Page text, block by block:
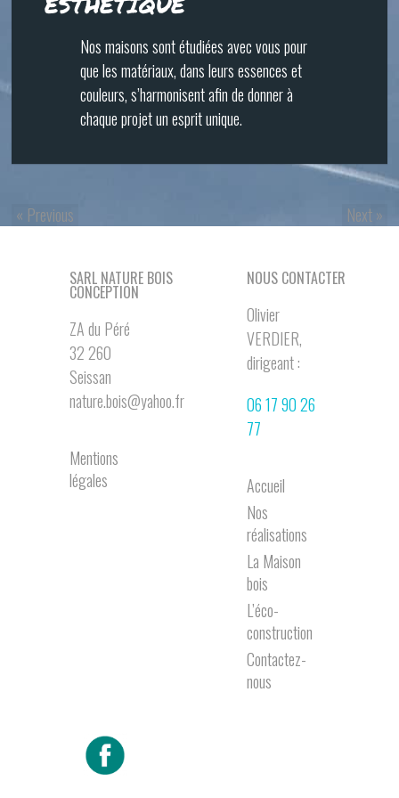
Nos maisons sont étudiées avec vous pour
que les matériaux, dans leurs essences et
couleurs, s’harmonisent afin de donner à
chaque projet un esprit unique.
« Previous Next»
SARL NATURE BOIS
CONCEPTION
ZA du Péré
32 260
Seissan
nature.bois@yahoo.fr
Mentions
légales
NOUS CONTACTER
Olivier
VERDIER,
dirigeant :
06 17 90 26
77
Accueil
Nos
réalisations
La Maison
bois
L’éco-
construction
Contactez-
nous